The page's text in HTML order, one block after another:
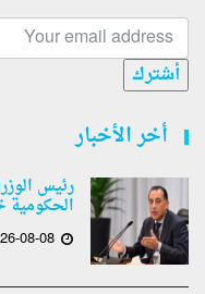
أشترك
أخر الأخبار
رئيس
الحكومية
08-08